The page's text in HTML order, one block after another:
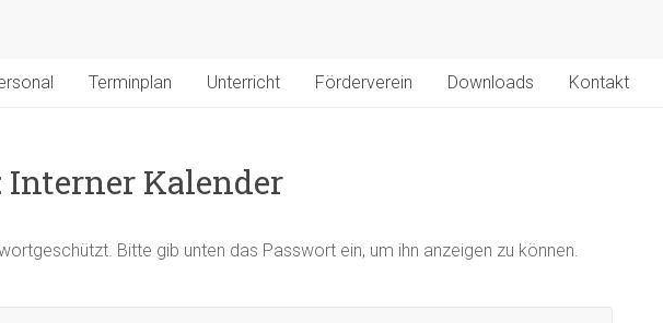
Terminplan Unterricht Förderverein Downloads Kontakt
Interner Kalender
Bitte gib unten das Passwort ein, um ihn anzeigen zu können.